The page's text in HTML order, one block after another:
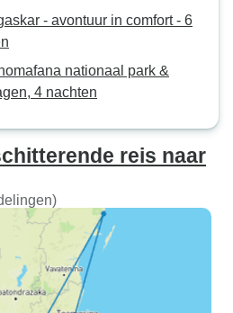
- avontuur in comfort - 6
nationaal park &
4 nachten
reis naar